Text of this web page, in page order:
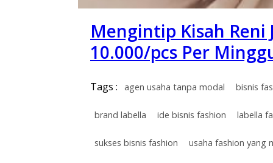
Mengintip Kisah Reni
10.000/pcs Per
Tags : agen usaha tanpa modal bisnis
brand labella ide bisnis fashion labella
sukses bisnis fashion usaha fashion yang